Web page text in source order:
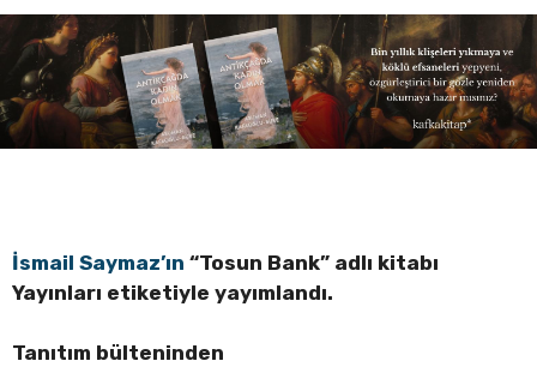
İsmail Saymaz’ın “Tosun Bank” adlı kitabı
Yayınları etiketiyle yayımlandı.
Tanıtım bülteninden